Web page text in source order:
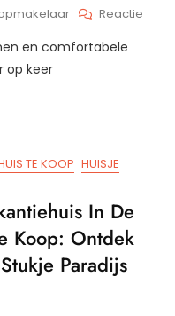
Reactie
en comfortabele
op keer
TE KOOP HUISJE
In De
Koop: Ontdek
Paradijs